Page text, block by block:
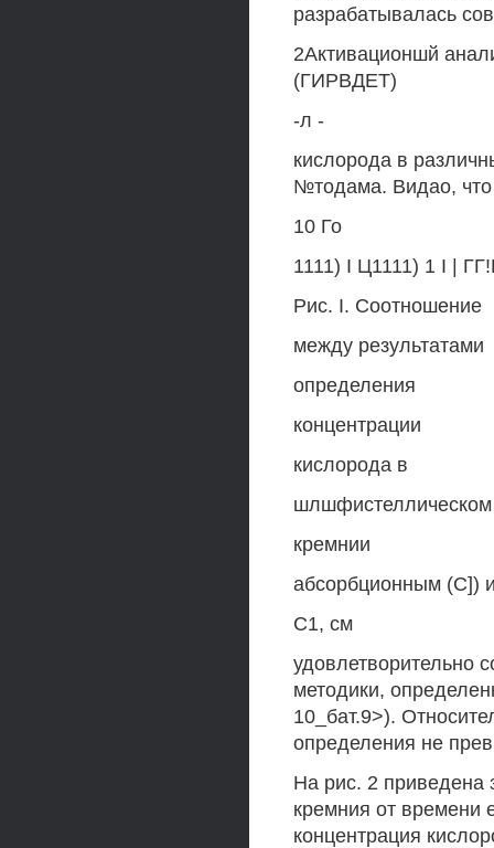
разрабатывалась
2Активационшй
(ГИРВДЕТ)
-л -
кислорода в
№тодама. Видао,
10 Го
1111) I Ц1111) 1 I |
Рис. I. Соотношение
между результатами
определения
концентрации
кислорода в
шлшфистеллическом
кремнии
абсорбционным (С])
С1, см
удовлетворительно
методики,
10_бат.9>).
определения не
На рис. 2 приведена
кремния от времени
концентрация